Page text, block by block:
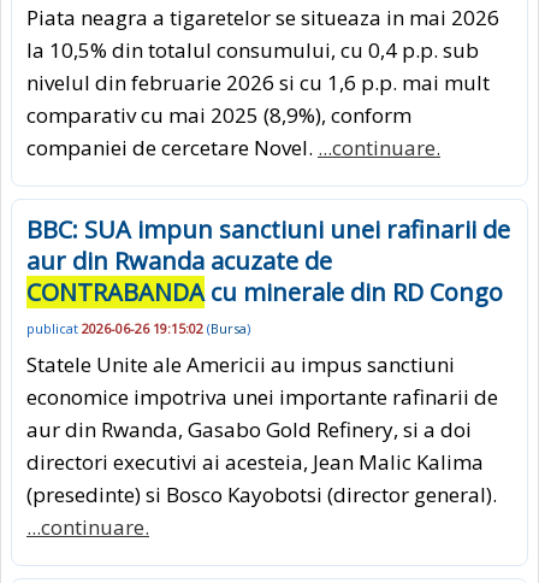
Piata neagra a tigaretelor se situeaza in mai 2026
la 10,5% din totalul consumului, cu 0,4 p.p. sub
nivelul din februarie 2026 si cu 1,6 p.p. mai mult
comparativ cu mai 2025 (8,9%), conform
companiei de cercetare Novel. ...continuare.
BBC: SUA impun sanctiuni unei rafinarii de
aur din Rwanda acuzate de
CONTRABANDAcu minerale din RD Congo
publicat 2026-06-26 19:15:02 (Bursa)
Statele Unite ale Americii au impus sanctiuni
economice impotriva unei importante rafinarii de
aur din Rwanda, Gasabo Gold Refinery, si a doi
directori executivi ai acesteia, Jean Malic Kalima
(presedinte) si Bosco Kayobotsi (director general).
...continuare.